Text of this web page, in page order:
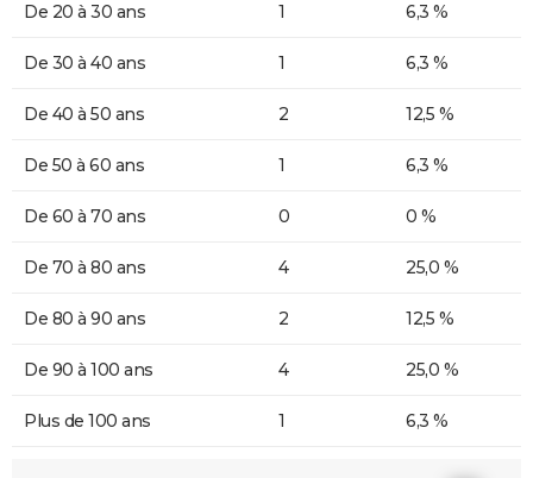
De 20 à 30 ans 1 6,3 %
De 30 à 40 ans 1 6,3 %
De 40 à 50 ans 2 12,5 %
De 50 à 60 ans 1 6,3 %
De 60 à 70 ans 0 0 %
De 70 à 80 ans 4 25,0 %
De 80 à 90 ans 2 12,5 %
De 90 à 100 ans 4 25,0 %
Plus de 100 ans 1 6,3 %